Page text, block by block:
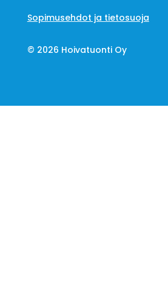
Sopimusehdot ja tietosuoja
© 2026 Hoivatuonti Oy